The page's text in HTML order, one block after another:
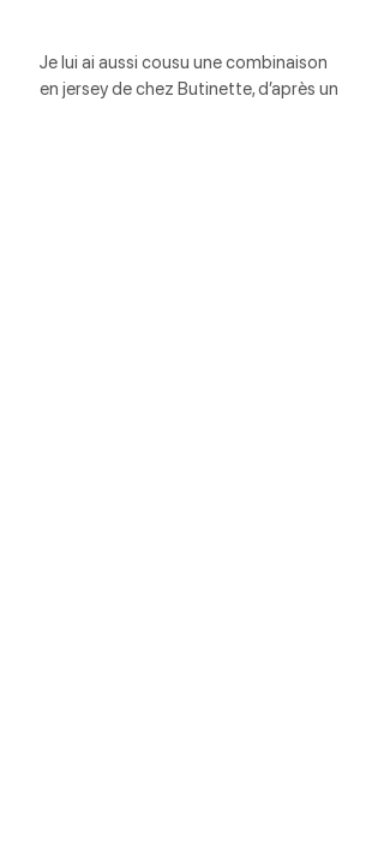
Je lui ai aussi cousu une combinaison
en jersey de chez Butinette, d’après un